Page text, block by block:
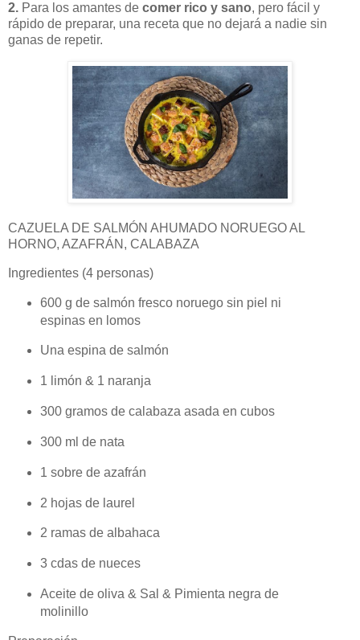
2. Para los amantes de comer rico y sano, pero fácil y
rápido de preparar, una receta que no dejará a nadie sin
ganas de repetir.
CAZUELA DE SALMÓN AHUMADO NORUEGO AL
HORNO, AZAFRÁN, CALABAZA
Ingredientes (4 personas)
600 g de salmón fresco noruego sin piel ni
espinas en lomos
Una espina de salmón
1 limón & 1 naranja
300 gramos de calabaza asada en cubos
300 ml de nata
1 sobre de azafrán
2 hojas de laurel
2 ramas de albahaca
3 cdas de nueces
Aceite de oliva & Sal & Pimienta negra de
molinillo